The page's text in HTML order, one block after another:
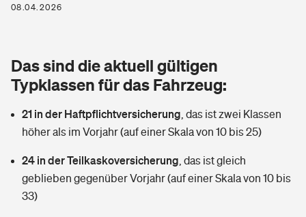
Zur Übersicht
Tools
Wer versichert was: Jetzt Versicherer finden
Sie haben Fragen?
Glasversicherung
Mietkautionsversicherung
Restkreditversicherung
Kinderunfall­ver­si­che­rung
Kinderinvalidität
Reiseversicherung
Hundehalter-Haftpflicht
Private Krankenversicherung
Dread-Disease-Versicherung
Tierkrankenversicherung
Tools
08.04.2026
Das sind die aktuell gültigen
Typklassen für das Fahrzeug:
21 in der Haftpflichtversicherung das ist zwei Klassen
höher als im Vorjahr (auf einer Skala von 10 bis 25)
24 in der Teilkaskoversicherung das ist gleich
geblieben gegenüber Vorjahr (auf einer Skala von 10 bis
33)